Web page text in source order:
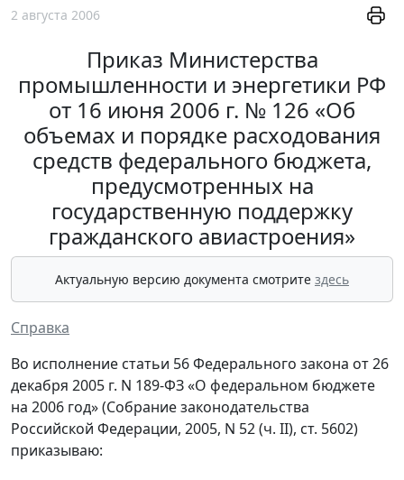
2 августа 2006
Приказ Министерства
промышленности и энергетики РФ
от 16 июня 2006 г. № 126 «Об
объемах и порядке расходования
средств федерального бюджета,
предусмотренных на
государственную поддержку
гражданского авиастроения»
Актуальную версию документа смотрите здесь
Справка
Во исполнение статьи 56 Федерального закона от 26
декабря 2005 г. N 189-ФЗ «О федеральном бюджете
на 2006 год» (Собрание законодательства
Российской Федерации, 2005, N 52 (ч. II), ст. 5602)
приказываю: